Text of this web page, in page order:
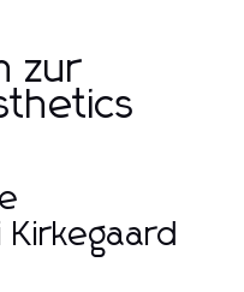
zur
Kirkegaard